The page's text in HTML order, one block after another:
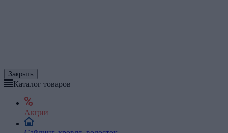
Закрыть
Каталог товаров
Акции